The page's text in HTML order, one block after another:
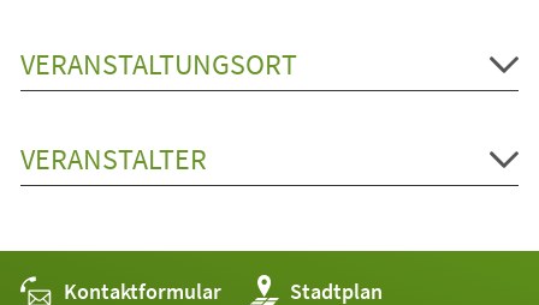
VERANSTALTUNGSORT
VERANSTALTER
Kontaktformular Stadtplan
(Öffnet